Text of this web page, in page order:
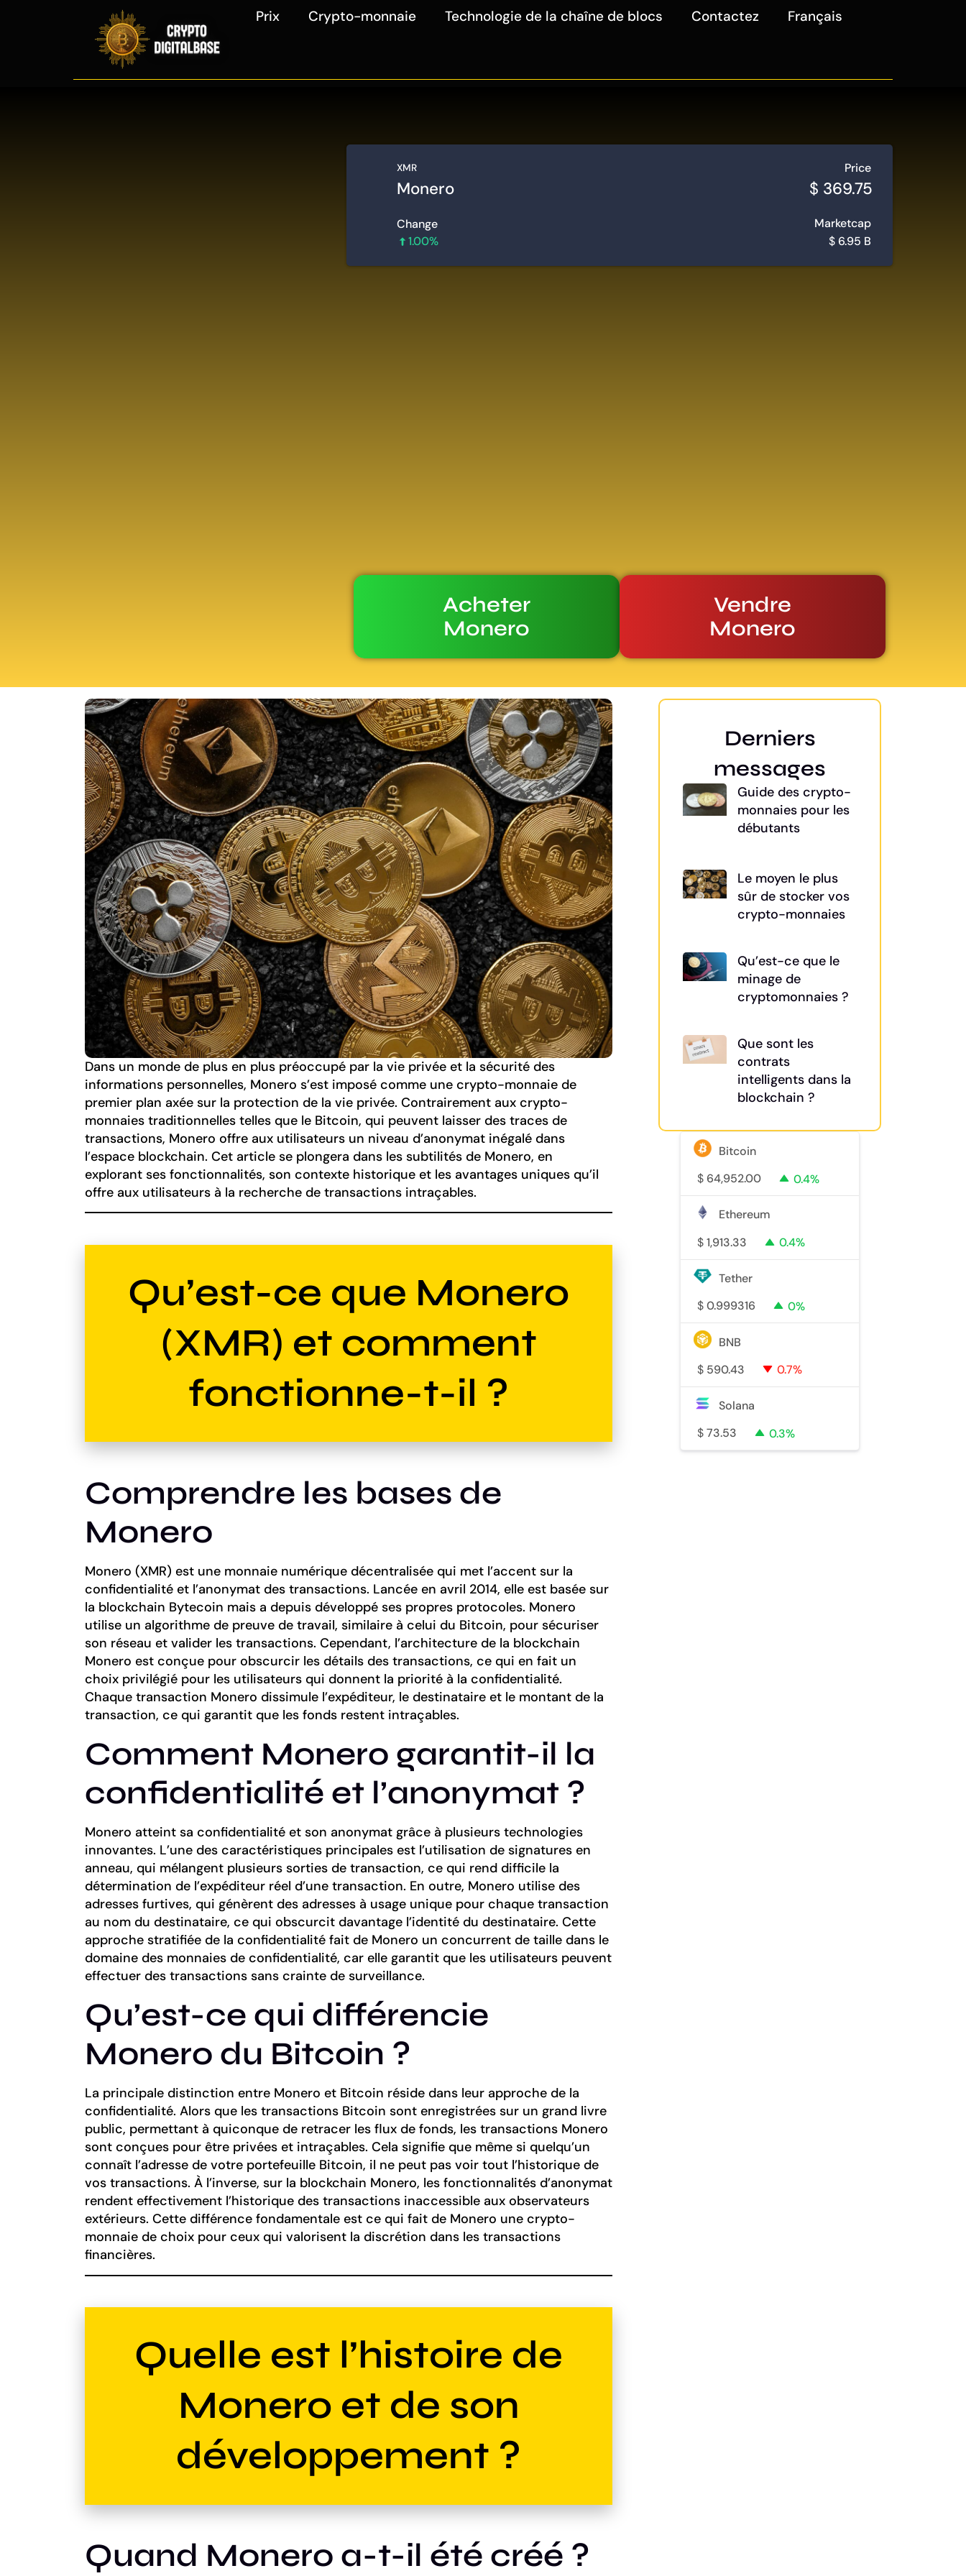
Prix Crypto-monnaie Technologie de la chaîne de blocs Contactez Français
XMR
Monero
Price
$ 369.75
Change
1.00%
Marketcap
$6.95 B
Acheter
Monero
Vendre
Monero
Dans un monde de plus en plus préoccupé par la vie privée et la sécurité des
informations personnelles, Monero s’est imposé comme une crypto-monnaie de
premier plan axée sur la protection de la vie privée. Contrairement aux crypto-
monnaies traditionnelles telles que le Bitcoin, qui peuvent laisser des traces de
transactions, Monero offre aux utilisateurs un niveau d’anonymat inégalé dans
l’espace blockchain. Cet article se plongera dans les subtilités de Monero, en
explorant ses fonctionnalités, son contexte historique et les avantages uniques qu’il
offre aux utilisateurs à la recherche de transactions intraçables.
Qu’est-ce que Monero
(XMR) et comment
fonctionne-t-il ?
Comprendre les bases de
Monero
Monero (XMR) est une monnaie numérique décentralisée qui met l’accent sur la
confidentialité et l’anonymat des transactions. Lancée en avril 2014, elle est basée sur
la blockchain Bytecoin mais a depuis développé ses propres protocoles. Monero
utilise un algorithme de preuve de travail, similaire à celui du Bitcoin, pour sécuriser
son réseau et valider les transactions. Cependant, l’architecture de la blockchain
Monero est conçue pour obscurcir les détails des transactions, ce qui en fait un
choix privilégié pour les utilisateurs qui donnent la priorité à la confidentialité.
Chaque transaction Monero dissimule l’expéditeur, le destinataire et le montant de la
transaction, ce qui garantit que les fonds restent intraçables.
Comment Monero garantit-il la
confidentialité et l’anonymat ?
Monero atteint sa confidentialité et son anonymat grâce à plusieurs technologies
innovantes. L’une des caractéristiques principales est l’utilisation de signatures en
anneau, qui mélangent plusieurs sorties de transaction, ce qui rend difficile la
détermination de l’expéditeur réel d’une transaction. En outre, Monero utilise des
adresses furtives, qui génèrent des adresses à usage unique pour chaque transaction
au nom du destinataire, ce qui obscurcit davantage l’identité du destinataire. Cette
approche stratifiée de la confidentialité fait de Monero un concurrent de taille dans le
domaine des monnaies de confidentialité, car elle garantit que les utilisateurs peuvent
effectuer des transactions sans crainte de surveillance.
Qu’est-ce qui différencie
Monero du Bitcoin ?
La principale distinction entre Monero et Bitcoin réside dans leur approche de la
confidentialité. Alors que les transactions Bitcoin sont enregistrées sur un grand livre
public, permettant à quiconque de retracer les flux de fonds, les transactions Monero
sont conçues pour être privées et intraçables. Cela signifie que même si quelqu’un
connaît l’adresse de votre portefeuille Bitcoin, il ne peut pas voir tout l’historique de
vos transactions. À l’inverse, sur la blockchain Monero, les fonctionnalités d’anonymat
rendent effectivement l’historique des transactions inaccessible aux observateurs
extérieurs. Cette différence fondamentale est ce qui fait de Monero une crypto-
monnaie de choix pour ceux qui valorisent la discrétion dans les transactions
financières.
Quelle est l’histoire de
Monero et de son
développement ?
Quand Monero a-t-il été créé ?
Derniers
messages
Guide des crypto-
monnaies pour les
débutants
Le moyen le plus
sûr de stocker vos
crypto-monnaies
Qu’est-ce que le
minage de
cryptomonnaies ?
Que sont les
contrats
intelligents dans la
blockchain ?
Bitcoin
$ 64,952.00 0.4%
Ethereum
$ 1,913.33 0.4%
Tether
$ 0.999316 0%
BNB
$ 590.43 0.7%
Solana
$ 73.53 0.3%